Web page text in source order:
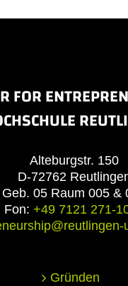
FOR
Alteburgstr. 150
D-72762
Geb. 05 Raum 005 &
Fon: +49 7121 271-
Gründen